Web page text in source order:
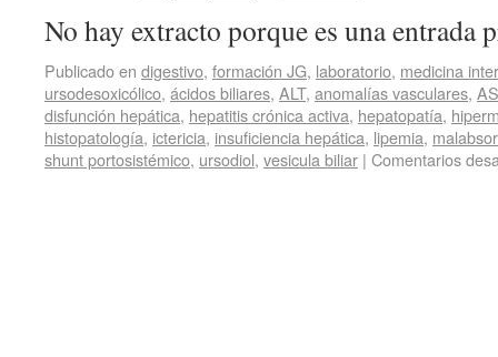
No hay extracto porque es una entrada
Publicado en digestivo, formación JG, laboratorio, medicina
ursodesoxicólico, ácidos biliares, ALT, anomalías vasculares,
disfunción hepática, hepatitis crónica activa, hepatopatía,
histopatología, ictericia, insuficiencia hepática, lipemia,
shunt portosistémico, ursodiol, vesicula biliar | Comentarios